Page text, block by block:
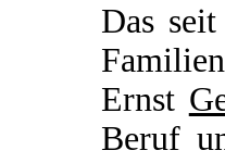
Das seit
Ernst
Beruf